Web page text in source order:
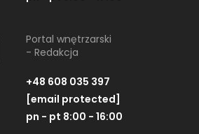
Portal wnętrzarski
- Redakcja
+48 608 035 397
[email protected]
pn - pt 8:00 - 16:00